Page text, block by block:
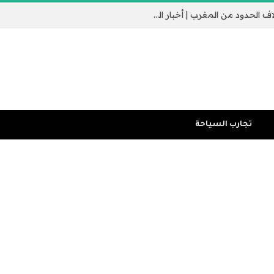
جيب سبتة الإسباني يثير القلق مع عبور الآلاف الحدود من المغرب | أخبار الهجرة
تجارب السياحة